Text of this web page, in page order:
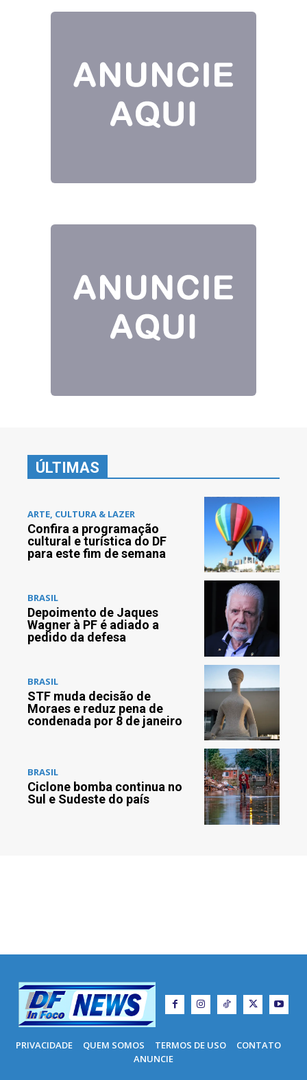
ÚLTIMAS
ARTE, CULTURA & LAZER
Confira a programação
cultural e turística do DF
para este fim de semana
BRASIL
Depoimento de Jaques
Wagner à PF é adiado a
pedido da defesa
BRASIL
STF muda decisão de
Moraes e reduz pena de
condenada por 8 de janeiro
BRASIL
Ciclone bomba continua no
Sul e Sudeste do país
PRIVACIDADE QUEM SOMOS TERMOS DE USO
CONTATO
ANUNCIE